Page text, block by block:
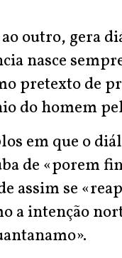
outro, gera
nasce
pretexto de
do homem
em que o
de «porem
assim se
a intenção